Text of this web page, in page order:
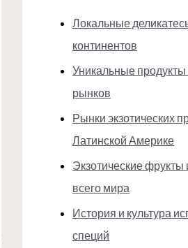
Локальные
континентов
Уникальные
рынков
Рынки экзотических
Латинской Америке
Экзотические
всего мира
История и культура
специй